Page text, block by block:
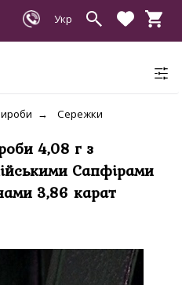
Сережки
4,08 г з
Сапфірами
3,86 карат